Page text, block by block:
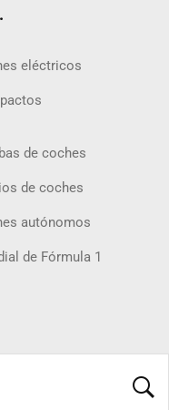
eléctricos
de coches
de coches
autónomos
de Fórmula 1